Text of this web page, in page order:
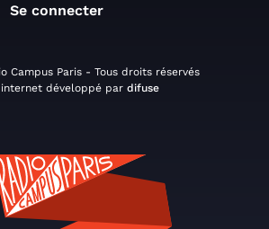
Se connecter
Campus Paris - Tous droits réservés
développé par difuse